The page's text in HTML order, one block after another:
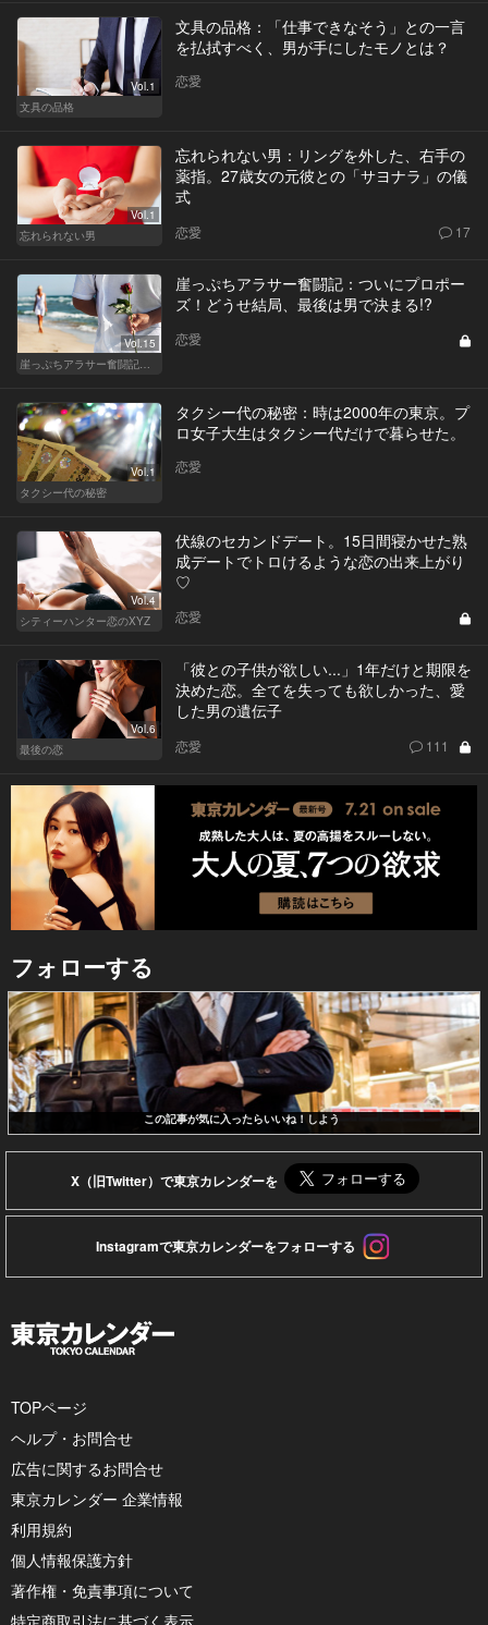
Vol.1
文具の品格
文具の品格：「仕事できなそう」との一言
を払拭すべく、男が手にしたモノとは？
恋愛
Vol.1
忘れられない男
忘れられない男：リングを外した、右手の
薬指。27歳女の元彼との「サヨナラ」の儀
式
恋愛 17
Vol.15
崖っぷちアラサー奮闘記：ついにプロポー
ズ！どうせ結局、最後は男で決まる!?
恋愛
Vol.1
タクシー代の秘密
タクシー代の秘密：時は2000年の東京。プ
ロ女子大生はタクシー代だけで暮らせた。
恋愛
Vol.4
シティーハンター恋のXYZ
伏線のセカンドデート。15日間寝かせた熟
成デートでトロけるような恋の出来上がり
♡
恋愛
Vol.6
最後の恋
「彼との子供が欲しい...」1年だけと期限を
決めた恋。全てを失っても欲しかった、愛
した男の遺伝子
恋愛 111
フォローする
この記事が気に入ったらいいね！しよう
X（旧Twitter）で東京カレンダーを
Instagramで東京カレンダーをフォローする
TOPページ
ヘルプ・お問合せ
広告に関するお問合せ
東京カレンダー 企業情報
利用規約
個人情報保護方針
著作権・免責事項について